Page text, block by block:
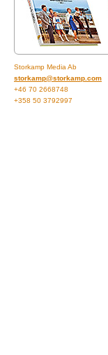
Storkamp Media Ab
storkamp@storkamp.com
+46 70 2668748
+358 50 3792997